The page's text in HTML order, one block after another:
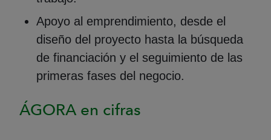
Apoyo al emprendimiento, desde el
diseño del proyecto hasta la búsqueda
de financiación y el seguimiento de las
primeras fases del negocio.
ÁGORA en cifras